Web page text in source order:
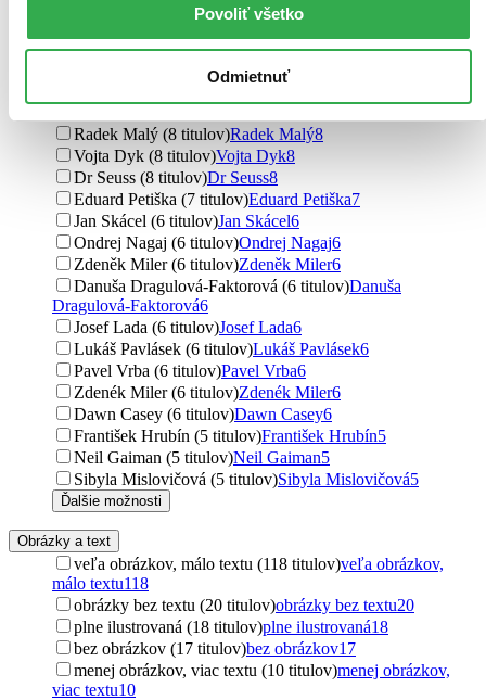
Povoliť všetko
Odmietnuť
Reichstädterová10
Mária Ďuríčková (9 titulov) Mária Ďuríčková
Radek Malý (8 titulov)Radek Malý8
Vojta Dyk (8 titulov)Vojta Dyk8
Dr Seuss (8 titulov)Dr Seuss8
Eduard Petiška (7 titulov)Eduard Petiška7
Jan Skácel (6 titulov)Jan Skácel6
Ondrej Nagaj (6 titulov)Ondrej Nagaj6
Zdeněk Miler (6 titulov)Zdeněk Miler6
Danuša Dragulová-Faktorová (6 titulov)Danuša
Dragulová-Faktorová6
Josef Lada (6 titulov)Josef Lada6
Lukáš Pavlásek (6 titulov)Lukáš Pavlásek6
Pavel Vrba (6 titulov)Pavel Vrba6
Zdenék Miler (6 titulov)Zdenék Miler6
Dawn Casey (6 titulov)Dawn Casey6
František Hrubín (5 titulov)František Hrubín5
Neil Gaiman (5 titulov)Neil Gaiman5
Sibyla Mislovičová (5 titulov)Sibyla Mislovičová5
Ďalšie možnosti
Obrázky a text
veľa obrázkov, málo textu (118 titulov)veľa obrázkov,
málo textu118
obrázky bez textu (20 titulov)obrázky bez textu20
plne ilustrovaná (18 titulov)plne ilustrovaná18
bez obrázkov (17 titulov)bez obrázkov17
menej obrázkov, viac textu (10 titulov)menej obrázkov,
viac textu10